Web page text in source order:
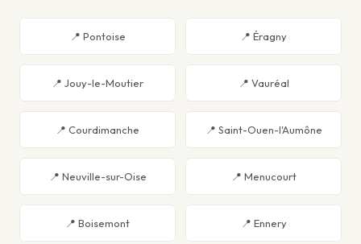
📍 Pontoise 📍 Éragny
📍 Jouy-le-Moutier 📍 Vauréal
📍 Courdimanche 📍 Saint-Ouen-l'Aumône
📍 Neuville-sur-Oise 📍 Menucourt
📍 Boisemont 📍 Ennery